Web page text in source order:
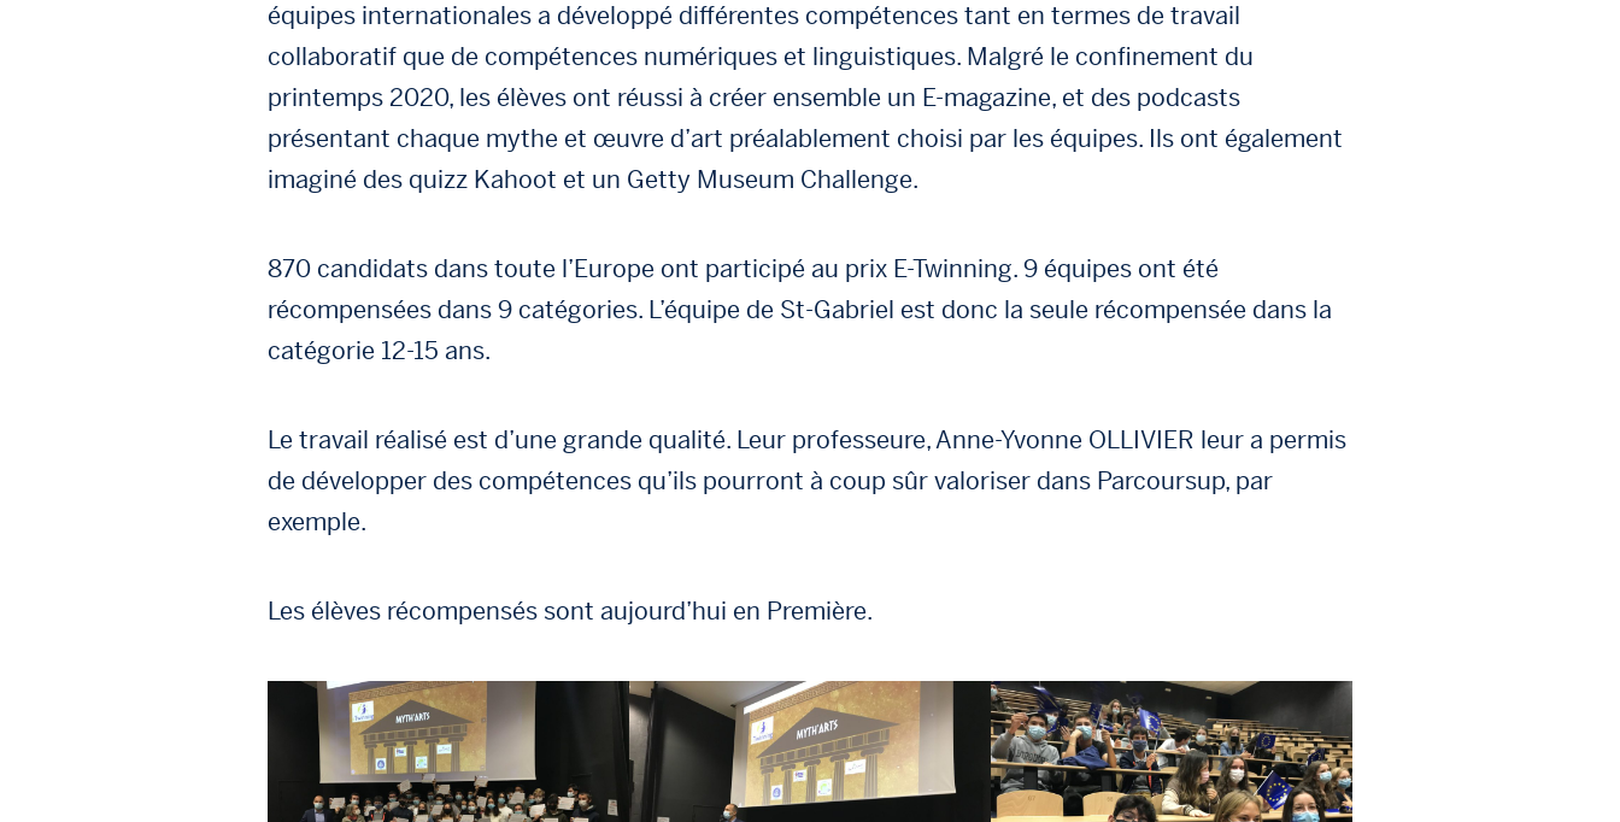
équipes internationales a développé différentes compétences tant en termes de travail
collaboratif que de compétences numériques et linguistiques. Malgré le confinement du
printemps 2020, les élèves ont réussi à créer ensemble un E-magazine, et des podcasts
présentant chaque mythe et œuvre d’art préalablement choisi par les équipes. Ils ont également
imaginé des quizz Kahoot et un Getty Museum Challenge.
870 candidats dans toute l’Europe ont participé au prix E-Twinning. 9 équipes ont été
récompensées dans 9 catégories. L’équipe de St-Gabriel est donc la seule récompensée dans la
catégorie 12-15 ans.
Le travail réalisé est d’une grande qualité. Leur professeure, Anne-Yvonne OLLIVIER leur a permis
de développer des compétences qu’ils pourront à coup sûr valoriser dans Parcoursup, par
exemple.
Les élèves récompensés sont aujourd’hui en Première.